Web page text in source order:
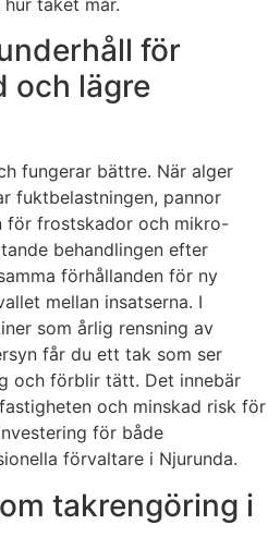
för
och lägre
fungerar bättre. När alger
fuktbelastningen, pannor
för frostskador och mikro-
behandlingen efter
förhållanden för ny
mellan insatserna. I
som årlig rensning av
får du ett tak som ser
och förblir tätt. Det innebär
och minskad risk för
för både
förvaltare i Njurunda.
takrengöring i